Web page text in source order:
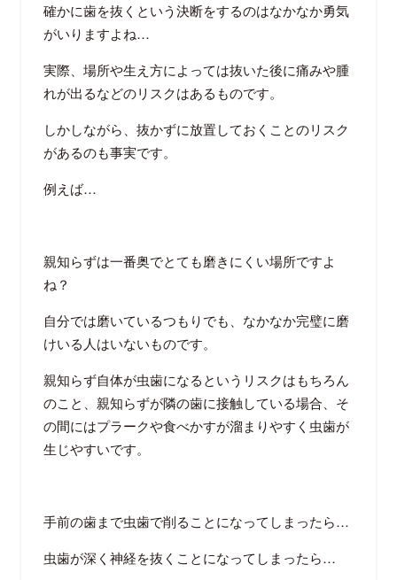
確かに歯を抜くという決断をするのはなかなか勇気
がいりますよね…
実際、場所や生え方によっては抜いた後に痛みや腫
れが出るなどのリスクはあるものです。
しかしながら、抜かずに放置しておくことのリスク
があるのも事実です。
例えば…
親知らずは一番奥でとても磨きにくい場所ですよ
ね？
自分では磨いているつもりでも、なかなか完璧に磨
けいる人はいないものです。
親知らず自体が虫歯になるというリスクはもちろん
のこと、親知らずが隣の歯に接触している場合、そ
の間にはプラークや食べかすが溜まりやすく虫歯が
生じやすいです。
手前の歯まで虫歯で削ることになってしまったら…
虫歯が深く神経を抜くことになってしまったら…